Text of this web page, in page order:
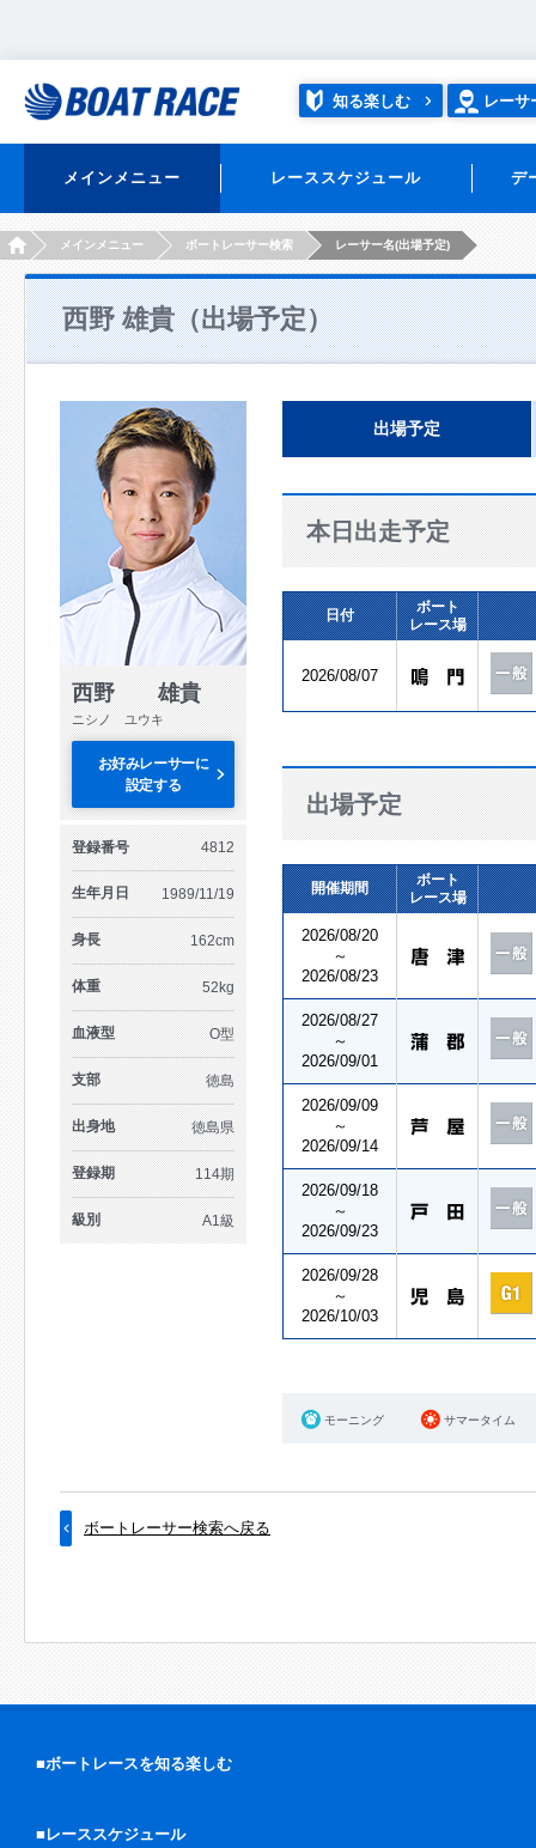
知る楽しむ レーサ
メインメニュー レーススケジュール デ
HOMEメインメニュー ボートレーサー検索 レーサー名(出場予定)
西野 雄貴（出場予定）
西野 雄貴
ニシノ ユウキ
お好みレーサーに
設定する
登録番号 4812
生年月日 1989/11/19
身長 162cm
体重 52kg
血液型 O型
支部 徳島
出身地 徳島県
登録期 114期
級別 A1級
出場予定
本日出走予定
日付
ボート
レース場
2026/08/07
出場予定
開催期間
ボート
レース場
2026/08/20
～
2026/08/23
2026/08/27
～
2026/09/01
2026/09/09
～
2026/09/14
2026/09/18
～
2026/09/23
2026/09/28
～
2026/10/03
モーニング サマータイム
ボートレーサー検索へ戻る
■ボートレースを知る楽しむ
■レーススケジュール